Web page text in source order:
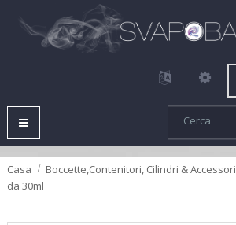
Navigazione
Toggle
Casa Boccette,Contenitori, Cilindri & Accessori
da 30ml